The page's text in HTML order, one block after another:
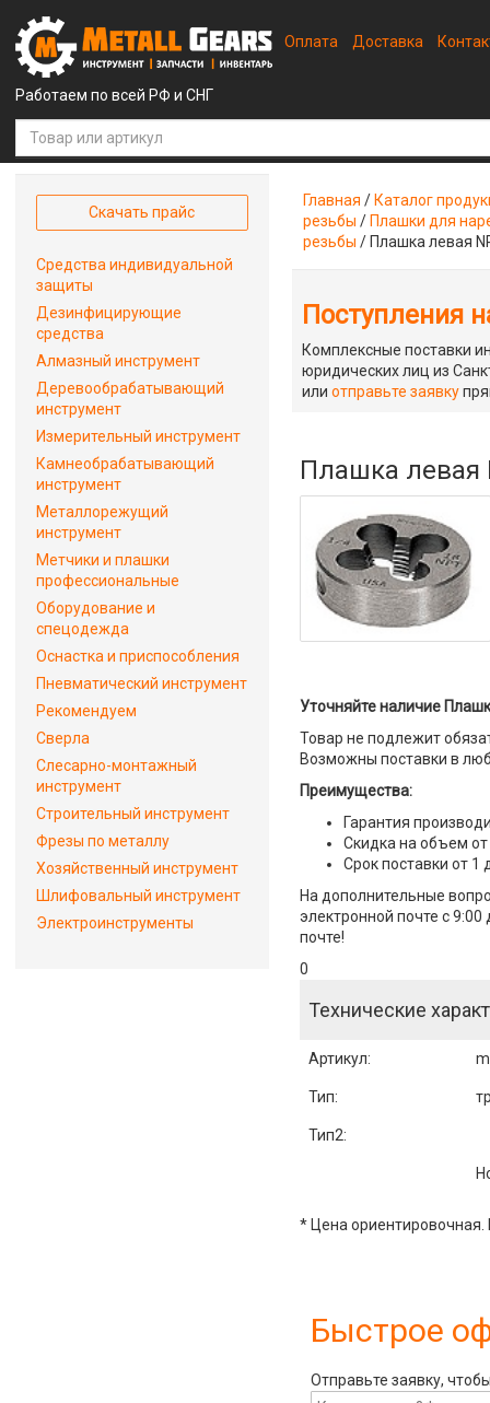
Работаем по всей РФ и СНГ
Оплата Доставка
Главная / Каталог
резьбы / Плашки для
резьбы / Плашка левая
Поступления
Комплексные поставки
юридических лиц из
илиотправьте заявку
Плашка левая
Уточняйте наличие
Товар не подлежит
Возможны поставки в
Преимущества:
Гарантия
Скидка на объем от
Срок поставки от 1
На дополнительные
электронной почте с
почте!
0
Технические
Артикул:
Тип:
Тип2:
* Цена ориентировочная.
Быстрое
Отправьте заявку,
Скачать прайс
Средства индивидуальной
защиты
Дезинфицирующие
средства
Алмазный инструмент
Деревообрабатывающий
инструмент
Измерительный инструмент
Камнеобрабатывающий
инструмент
Металлорежущий
инструмент
Метчики и плашки
профессиональные
Оборудование и
спецодежда
Оснастка и приспособления
Пневматический инструмент
Рекомендуем
Сверла
Слесарно-монтажный
инструмент
Строительный инструмент
Фрезы по металлу
Хозяйственный инструмент
Шлифовальный инструмент
Электроинструменты